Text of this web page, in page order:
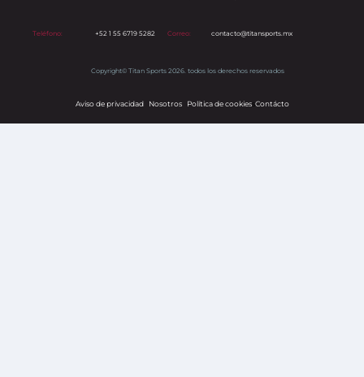
Teléfono: +52 1 55 6719 5282 Correo: contacto@titansports.mx
Copyright© Titan Sports 2026. todos los derechos reservados
Aviso de privacidad Nosotros Política de cookiess Contácto